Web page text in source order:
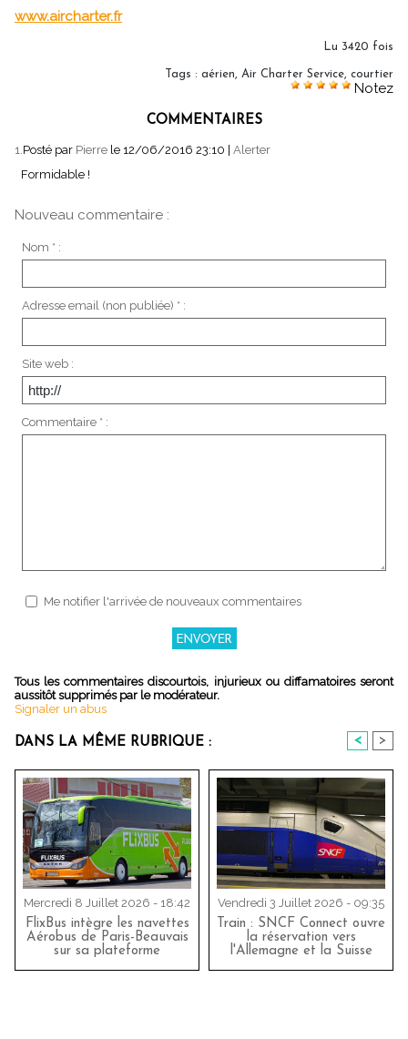
www.aircharter.fr
Lu 3420 fois
Tags : aérien, Air Charter Service, courtier
Notez
COMMENTAIRES
1. Posté par Pierre le 12/06/2016 23:10
Alerter
Formidable !
Nouveau commentaire :
Nom * :
Adresse email (non publiée) * :
Site web :
Commentaire * :
Me notifier l'arrivée de nouveaux commentaires
Tous les commentaires discourtois, injurieux ou diffamatoires seront
aussitôt supprimés par le modérateur.
Signaler un abus
DANS LA MÊME RUBRIQUE : < >
Mercredi 8 Juillet 2026 - 18:42
FlixBus intègre les navettes
Aérobus de Paris-Beauvais
sur sa plateforme
Vendredi 3 Juillet 2026 - 09:35
Train : SNCF Connect ouvre
la réservation vers
l'Allemagne et la Suisse